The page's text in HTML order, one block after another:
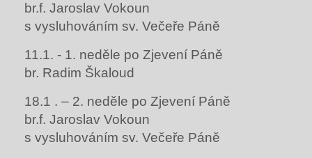
br.f. Jaroslav Vokoun
s vysluhováním sv. Večeře Páně
11.1. - 1. neděle po Zjevení Páně
br. Radim Škaloud
18.1 . – 2. neděle po Zjevení Páně
br.f. Jaroslav Vokoun
s vysluhováním sv. Večeře Páně